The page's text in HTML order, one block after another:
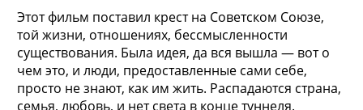
Этот фильм поставил крест на Советском Союзе,
той жизни, отношениях, бессмысленности
существования. Была идея, да вся вышла — вот о
чем это, и люди, предоставленные сами себе,
просто не знают, как им жить. Распадаются страна,
семья, любовь, и нет света в конце туннеля.